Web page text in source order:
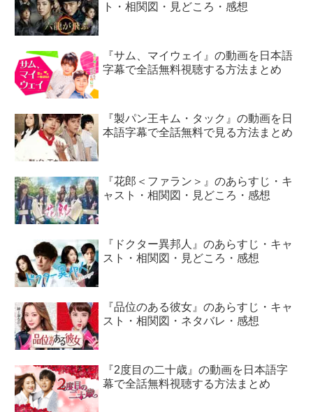
ト・相関図・見どころ・感想
『サム、マイウェイ』の動画を日本語
字幕で全話無料視聴する方法まとめ
『製パン王キム・タック』の動画を日
本語字幕で全話無料で見る方法まとめ
『花郎＜ファラン＞』のあらすじ・キ
ャスト・相関図・見どころ・感想
『ドクター異邦人』のあらすじ・キャ
スト・相関図・見どころ・感想
『品位のある彼女』のあらすじ・キャ
スト・相関図・ネタバレ・感想
『2度目の二十歳』の動画を日本語字
幕で全話無料視聴する方法まとめ